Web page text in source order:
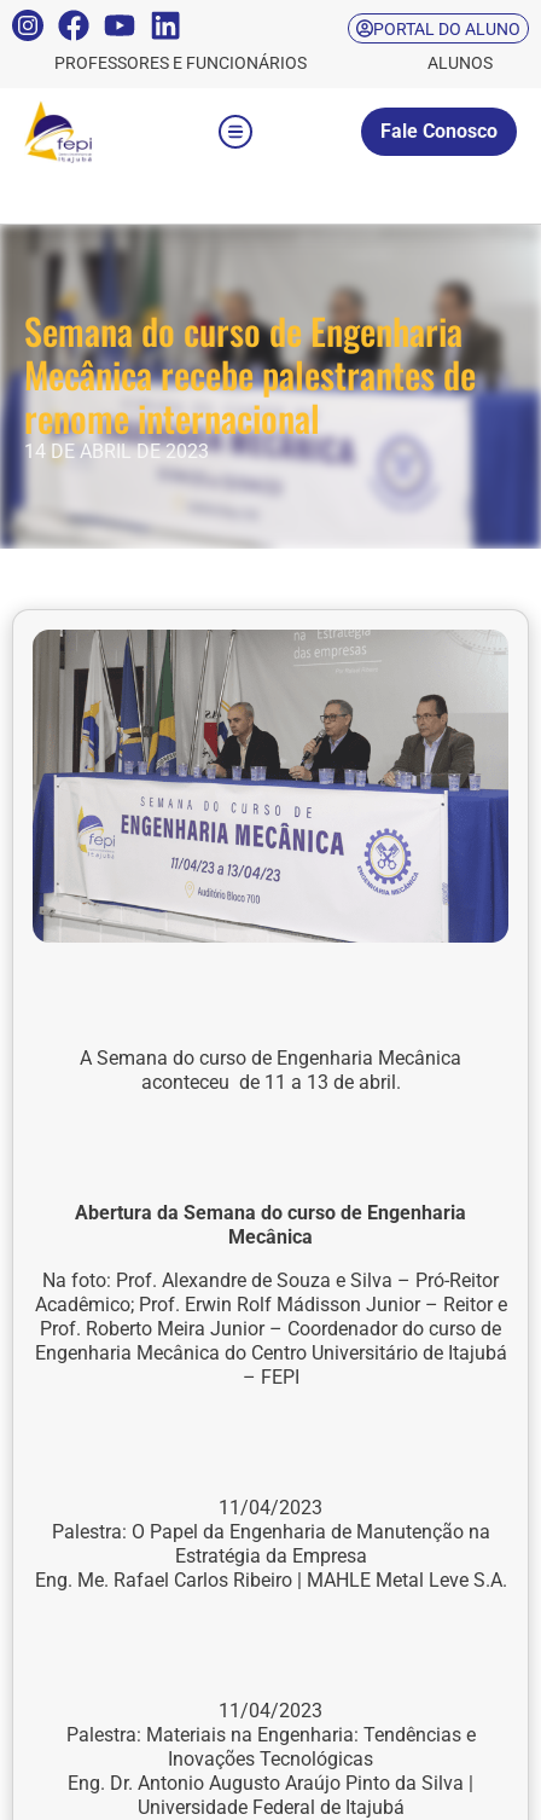
PORTAL DO ALUNO
PROFESSORES E FUNCIONÁRIOS
ALUNOS
Fale Conosco
Semana do curso de Engenharia
Mecânica recebe palestrantes de
renome internacional
14 DE ABRIL DE 2023
A Semana do curso de Engenharia Mecânica
aconteceu de 11 a 13 de abril.
Abertura da Semana do curso de Engenharia
Mecânica
Na foto: Prof. Alexandre de Souza e Silva – Pró-Reitor
Acadêmico; Prof. Erwin Rolf Mádisson Junior – Reitor e
Prof. Roberto Meira Junior – Coordenador do curso de
Engenharia Mecânica do Centro Universitário de Itajubá
– FEPI
11/04/2023
Palestra: O Papel da Engenharia de Manutenção na
Estratégia da Empresa
Eng. Me. Rafael Carlos Ribeiro | MAHLE Metal Leve S.A.
11/04/2023
Palestra: Materiais na Engenharia: Tendências e
Inovações Tecnológicas
Eng. Dr. Antonio Augusto Araújo Pinto da Silva |
Universidade Federal de Itajubá